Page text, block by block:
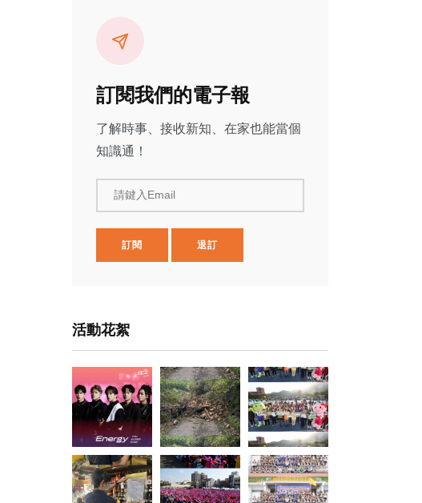
訂閱我們的電子報
了解時事、接收新知、在家也能當個
知識通！
請鍵入Email
訂閱 退訂
活動花絮